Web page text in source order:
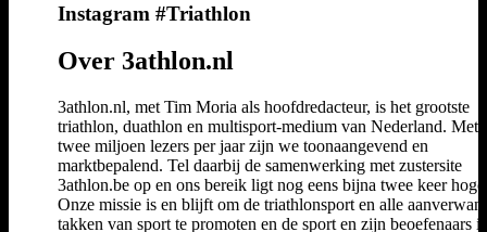
Instagram #Triathlon
Over 3athlon.nl
3athlon.nl, met Tim Moria als hoofdredacteur, is het grootste
triathlon, duathlon en multisport-medium van Nederland. Met
twee miljoen lezers per jaar zijn we toonaangevend en
marktbepalend. Tel daarbij de samenwerking met zustersite
3athlon.be op en ons bereik ligt nog eens bijna twee keer
Onze missie is en blijft om de triathlonsport en alle
takken van sport te promoten en de sport en zijn beoefenaars